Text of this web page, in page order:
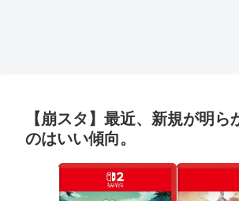
【崩スタ】最近、新規が明ら
のはいい傾向。